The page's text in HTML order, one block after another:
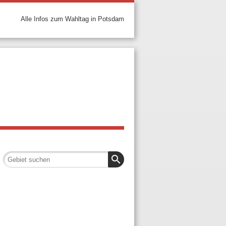
Alle Infos zum Wahltag in Potsdam
search